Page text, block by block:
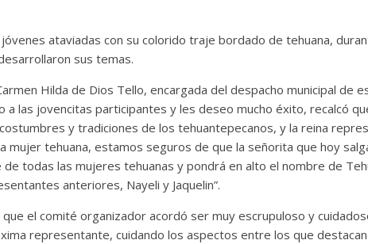
ataviadas con su colorido traje bordado de tehuana,
sus temas.
Hilda de Dios Tello, encargada del despacho municipal de
a las jovencitas participantes y les deseo mucho éxito, recalcó
y tradiciones de los tehuantepecanos, y la reina
mujer tehuana, estamos seguros de que la señorita que hoy
todas las mujeres tehuanas y pondrá en alto el nombre de
anteriores, Nayeli y Jaquelin”.
el comité organizador acordó ser muy escrupuloso y
representante, cuidando los aspectos entre los que